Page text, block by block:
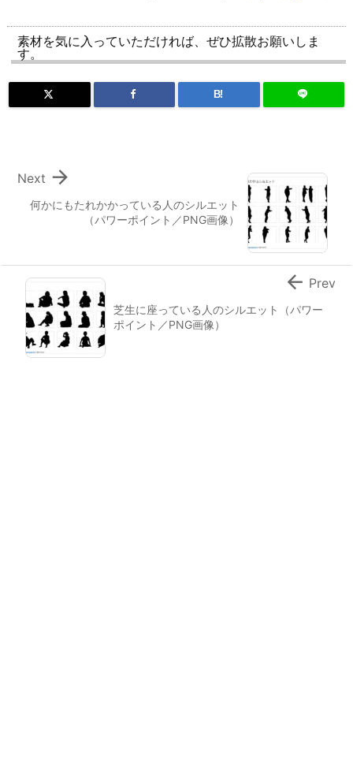
素材を気に入っていただければ、ぜひ拡散お願いしま
す。
B!
何かにもたれかかっている人のシルエット
（パワーポイント／PNG画像）

Next
芝生に座っている人のシルエット（パワー
ポイント／PNG画像）
 Prev